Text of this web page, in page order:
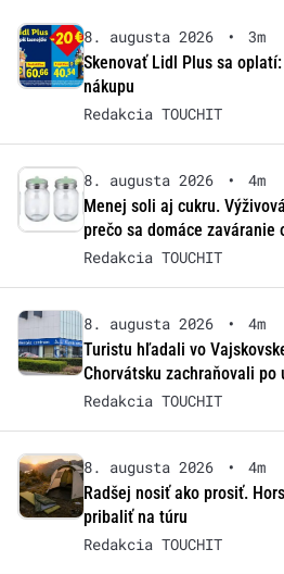
8. augusta 2026 •
3m
Skenovať Lidl Plus sa
nákupu
Redakcia TOUCHIT
8. augusta 2026 •
4m
Menej soli aj cukru.
prečo sa domáce zaváranie
Redakcia TOUCHIT
8. augusta 2026 •
4m
Turistu hľadali vo
Chorvátsku zachraňovali
Redakcia TOUCHIT
8. augusta 2026 •
4m
Radšej nosiť ako prosiť.
pribaliť na túru
Redakcia TOUCHIT